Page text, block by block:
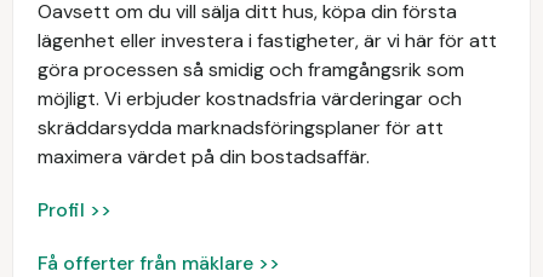
Oavsett om du vill sälja ditt hus, köpa din första
lägenhet eller investera i fastigheter, är vi här för att
göra processen så smidig och framgångsrik som
möjligt. Vi erbjuder kostnadsfria värderingar och
skräddarsydda marknadsföringsplaner för att
maximera värdet på din bostadsaffär.
Profil >>
Få offerter från mäklare >>